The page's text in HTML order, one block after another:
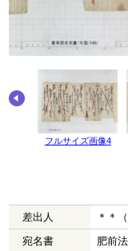
フルサイズ画像4
差出人
＊＊
宛名書
肥前